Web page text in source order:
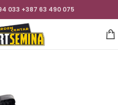
033 +387 63 490 075